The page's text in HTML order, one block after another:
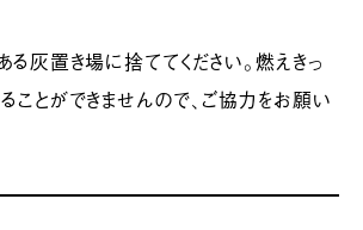
灰置き場に捨ててください。燃えきっ
ことができませんので、ご協力をお願い